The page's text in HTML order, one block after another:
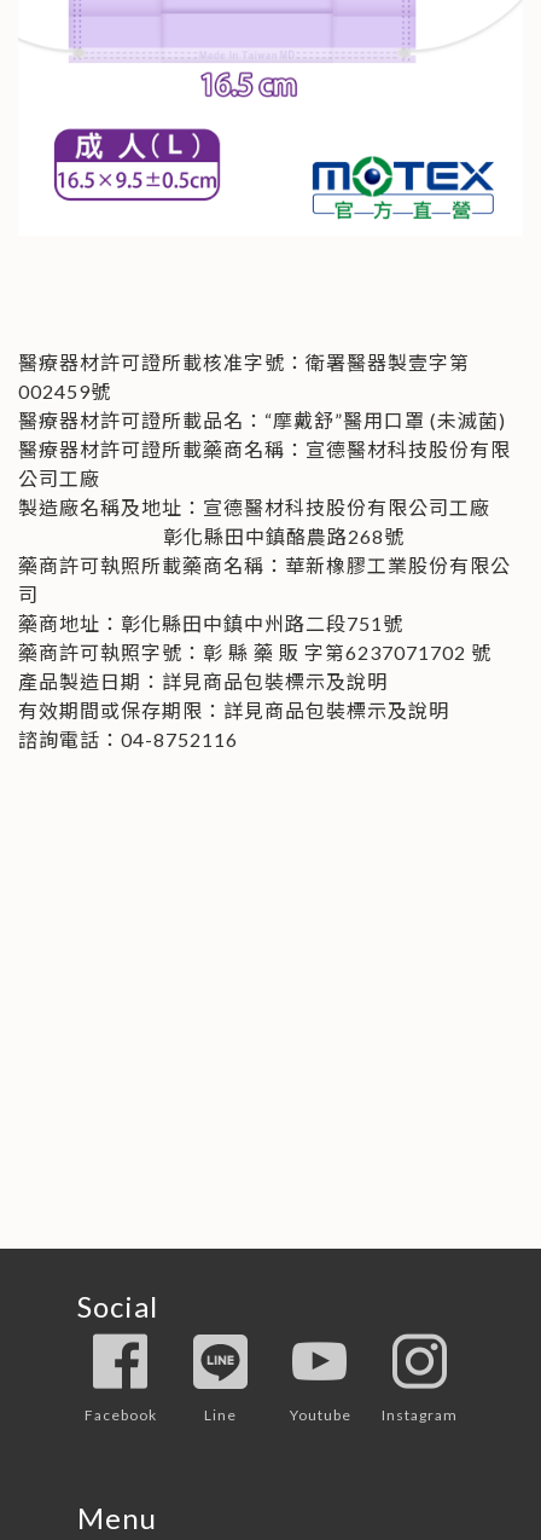
醫療器材許可證所載核准字號：衛署醫器製壹字第
002459號
醫療器材許可證所載品名：“摩戴舒”醫用口罩 (未滅菌)
醫療器材許可證所載藥商名稱：宣德醫材科技股份有限
公司工廠
製造廠名稱及地址：宣德醫材科技股份有限公司工廠
彰化縣田中鎮酪農路268號
藥商許可執照所載藥商名稱：華新橡膠工業股份有限公
司
藥商地址：彰化縣田中鎮中州路二段751號
藥商許可執照字號：彰 縣 藥 販 字第6237071702 號
產品製造日期：詳見商品包裝標示及說明
有效期間或保存期限：詳見商品包裝標示及說明
諮詢電話：04-8752116
Social
Facebook Line Youtube Instagram
Menu